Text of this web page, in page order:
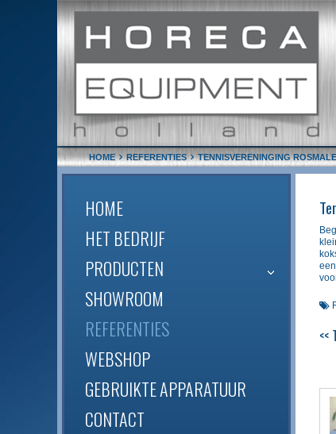
HOME REFERENTIES TENNISVERENINGING
HOME
HET BEDRIJF
PRODUCTEN
SHOWROOM
REFERENTIES
WEBSHOP
GEBRUIKTE APPARATUUR
CONTACT
<<